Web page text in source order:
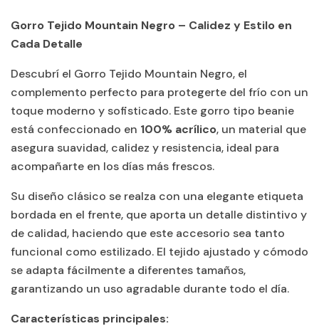
Gorro Tejido Mountain Negro – Calidez y Estilo en
Cada Detalle
Descubrí el Gorro Tejido Mountain Negro, el
complemento perfecto para protegerte del frío con un
toque moderno y sofisticado. Este gorro tipo beanie
está confeccionado en 100% acrílico, un material que
asegura suavidad, calidez y resistencia, ideal para
acompañarte en los días más frescos.
Su diseño clásico se realza con una elegante etiqueta
bordada en el frente, que aporta un detalle distintivo y
de calidad, haciendo que este accesorio sea tanto
funcional como estilizado. El tejido ajustado y cómodo
se adapta fácilmente a diferentes tamaños,
garantizando un uso agradable durante todo el día.
Características principales: